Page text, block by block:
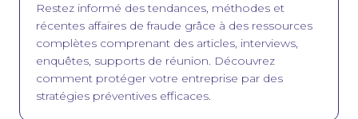
Restez informé des tendances, méthodes et
récentes affaires de fraude grâce à des ressources
complètes comprenant des articles, interviews,
enquêtes, supports de réunion. Découvrez
comment protéger votre entreprise par des
stratégies préventives efficaces.